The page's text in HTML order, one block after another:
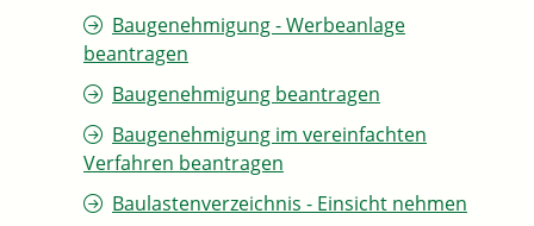
Baugenehmigung - Werbeanlage
beantragen
Baugenehmigung beantragen
Baugenehmigung im vereinfachten
Verfahren beantragen
Baulastenverzeichnis - Einsicht nehmen